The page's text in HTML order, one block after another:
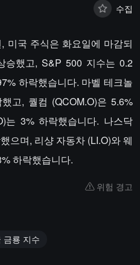
수집
미국 주식은 화요일에 마감되
승했고, S&P 500 지수는 0.2
하락했습니다. 마벨 테크놀
고, 퀄컴 (QCOM.O)은 5.6%
는 3% 하락했습니다. 나스닥
으며, 리샹 자동차 (LI.O)와 웨
하락했습니다.
위험 경고
금룡 지수